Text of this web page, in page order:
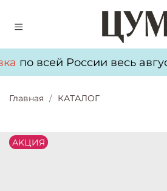
по всей России весь
Главная КАТАЛОГ
АKЦИЯ